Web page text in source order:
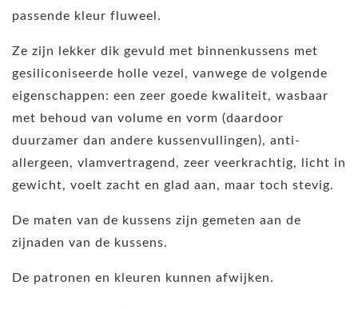
passende kleur fluweel.
Ze zijn lekker dik gevuld met binnenkussens met
gesiliconiseerde holle vezel, vanwege de volgende
eigenschappen: een zeer goede kwaliteit, wasbaar
met behoud van volume en vorm (daardoor
duurzamer dan andere kussenvullingen), anti-
allergeen, vlamvertragend, zeer veerkrachtig, licht in
gewicht, voelt zacht en glad aan, maar toch stevig.
De maten van de kussens zijn gemeten aan de
zijnaden van de kussens.
De patronen en kleuren kunnen afwijken.